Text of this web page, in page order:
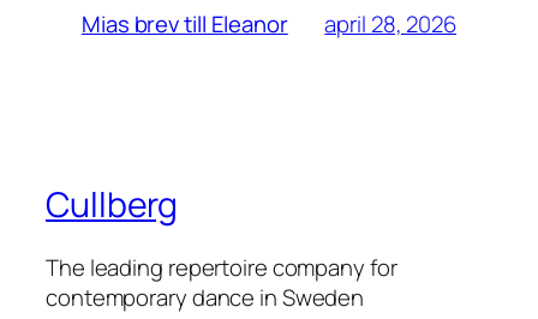
Mias brev till Eleanor april 28, 2026
Cullberg
The leading repertoire company for
contemporary dance in Sweden